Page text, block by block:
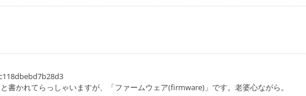
書かれてらっしゃいますが、「ファームウェア(firmware)」です。老婆心ながら。